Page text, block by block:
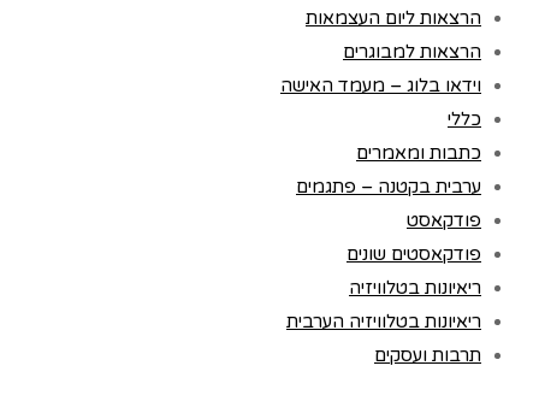
הרצאות ליום העצמאות
הרצאות למבוגרים
וידאו בלוג – מעמד האישה
כללי
כתבות ומאמרים
ערבית בקטנה – פתגמים
פודקאסט
פודקאסטים שונים
ריאיונות בטלוויזיה
ריאיונות בטלוויזיה הערבית
תרבות ועסקים